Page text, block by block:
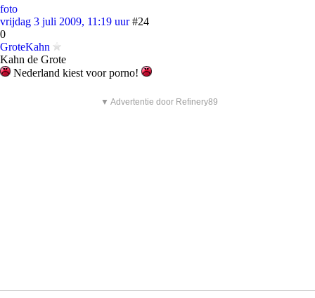
foto
vrijdag 3 juli 2009, 11:19 uur #24
0
GroteKahn
Kahn de Grote
Nederland kiest voor porno!
▼ Advertentie door Refinery89